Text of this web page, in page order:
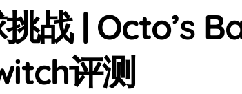
Legends Untold
Remastered Collection
战 | Octo’s
评测